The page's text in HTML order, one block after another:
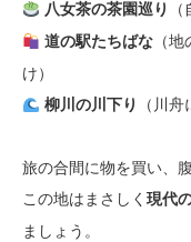
八女茶の茶園巡り
道の駅たちばな（地
け）
柳川の川下り （川
旅の合間に物を買い、
この地はまさしく 現代
ましょう。